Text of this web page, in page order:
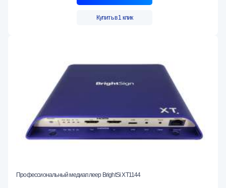
Купить в 1 клик
Профессиональный медиаплеер BrightSi XT1144